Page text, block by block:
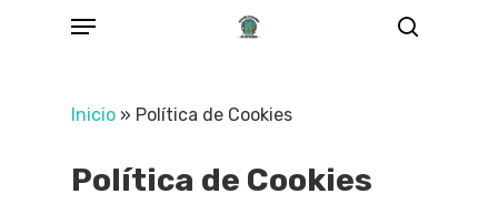
Menu
Inicio » Política de Cookies
Política de Cookies